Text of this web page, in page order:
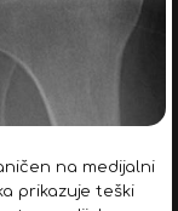
na medijalni
prikazuje teški